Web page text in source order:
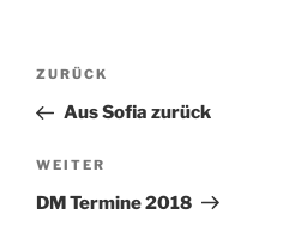
Beitragsnavigation
Vorheriger
Beitrag
ZURÜCK
Aus Sofia zurück
Nächster
Beitrag
WEITER
DM Termine 2018